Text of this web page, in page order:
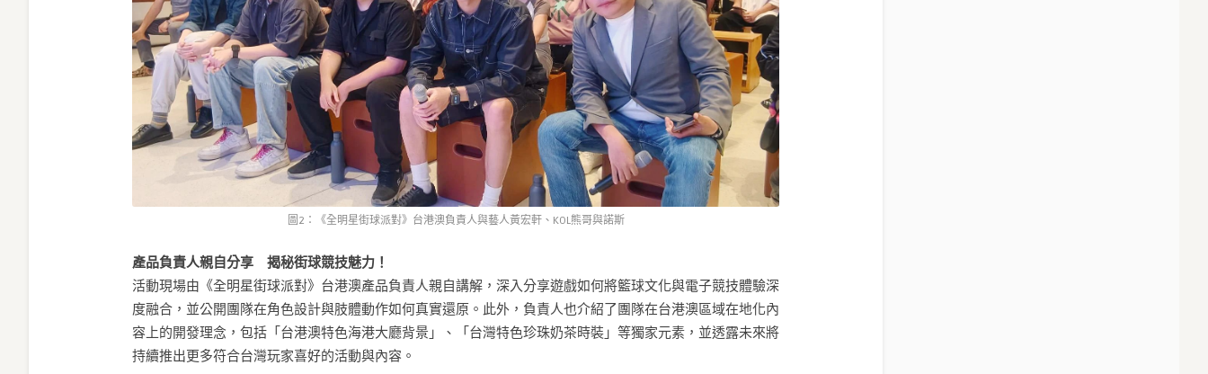
圖2：《全明星街球派對》台港澳負責人與藝人黃宏軒、KOL熊哥與諾斯
產品負責人親自分享 揭秘街球競技魅力！
活動現場由《全明星街球派對》台港澳產品負責人親自講解，深入分享遊戲如何將籃球文化與電子競技體驗深
度融合，並公開團隊在角色設計與肢體動作如何真實還原。此外，負責人也介紹了團隊在台港澳區域在地化內
容上的開發理念，包括「台港澳特色海港大廳背景」、「台灣特色珍珠奶茶時裝」等獨家元素，並透露未來將
持續推出更多符合台灣玩家喜好的活動與內容。